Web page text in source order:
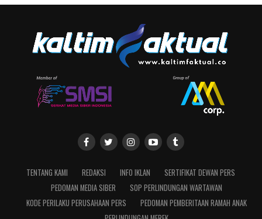
TENTANG KAMI REDAKSI INFO IKLAN
SERTIFIKAT DEWAN PERS
PEDOMAN MEDIA SIBER
SOP PERLINDUNGAN WARTAWAN
KODE PERILAKU PERUSAHAAN PERS
PEDOMAN PEMBERITAAN RAMAH ANAK